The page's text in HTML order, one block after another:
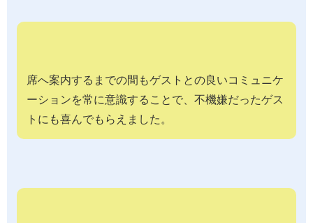
席へ案内するまでの間もゲストとの良いコミュニケ
ーションを常に意識することで、不機嫌だったゲス
トにも喜んでもらえました。